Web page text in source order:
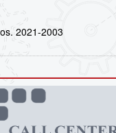
2021-2003